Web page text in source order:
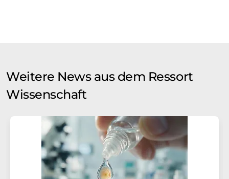
Weitere News aus dem Ressort
Wissenschaft